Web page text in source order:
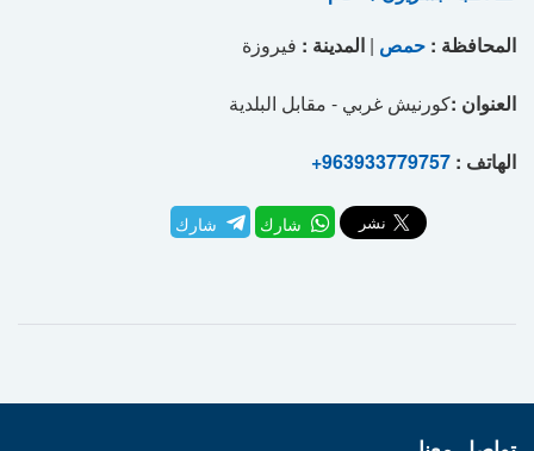
المحافظة : حمص | المدينة : فيروزة
العنوان :كورنيش غربي - مقابل البلدية
الهاتف : +963933779757
شارك شارك